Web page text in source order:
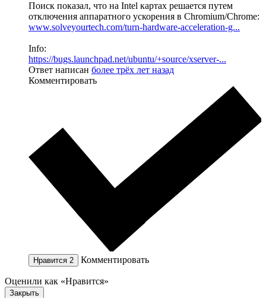
Поиск показал, что на Intel картах решается путем
отключения аппаратного ускорения в Chromium/Chrome:
www.solveyourtech.com/turn-hardware-acceleration-g...
Info:
https://bugs.launchpad.net/ubuntu/+source/xserver-...
Ответ написан более трёх лет назад
Комментировать
Нравится 2 Комментировать
Оценили как «Нравится»
Закрыть